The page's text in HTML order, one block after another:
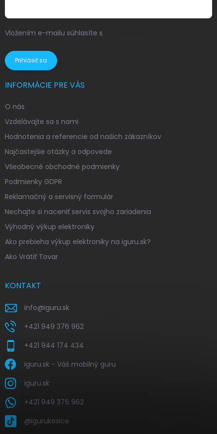
Vložením e-mailu súhlasíte s
Prihlásiť sa
INFORMÁCIE PRE VÁS
O nás
Vzdelávajte sa s nami
Hodnotenia a referencie od našich zákazníkov
Najčastejšie otázky a odpovede
Všeobecné obchodné podmienky
Podmienky GDPR
Reklamačný a servisný formulár
Nechajte si naceniť servis svojho zariadenia
Výhodný výkup elektroniky
Ako prebieha výkup elektroniky na iguru.sk?
Ako Vrátiť Tovar
KONTAKT
info@iguru.sk
+421 949 376 962
+421 944 174 434
iguru.sk - Váš mobilný guru
iguru.sk
+421 949 376 962
@igurukosice